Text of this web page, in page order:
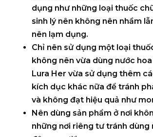
dụng như những loại thuốc
sinh lý nên không nên nhầm
nên lạm dụng.
Chỉ nên sử dụng một loại
không nên vừa dùng nước
Lura Her vừa sử dụng thêm
kích dục khác nữa để tránh
và không đạt hiệu quả như
Nên dùng sản phẩm ở nơi
những nơi riêng tư tránh dùng